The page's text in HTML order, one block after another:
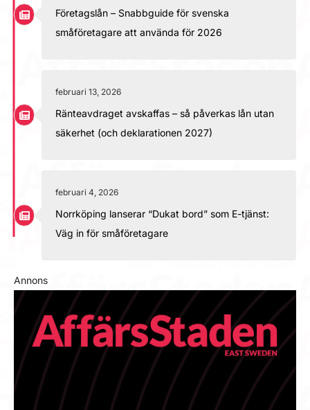
Företagslån – Snabbguide för svenska
småföretagare att använda för 2026
februari 13, 2026
Ränteavdraget avskaffas – så påverkas lån utan
säkerhet (och deklarationen 2027)
februari 4, 2026
Norrköping lanserar “Dukat bord” som E-tjänst:
Väg in för småföretagare
Annons